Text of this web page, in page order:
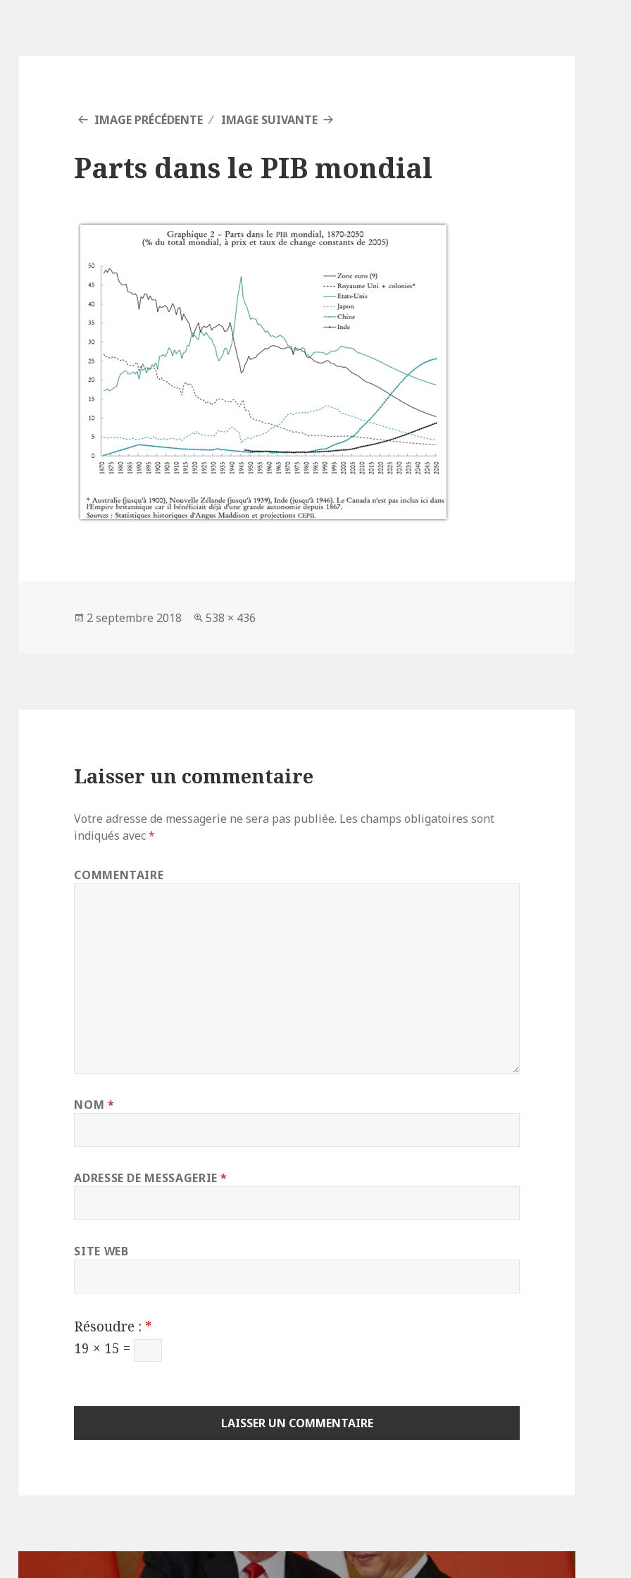
IMAGE PRÉCÉDENTE IMAGE SUIVANTE
Parts dans le PIB mondial
Publié
2 septembre 2018
Taille
538 × 436
Laisser un commentaire
Votre adresse de messagerie ne sera pas publiée. Les champs obligatoires sont
indiqués avec*
COMMENTAIRE
NOM *
ADRESSE DE MESSAGERIE*
SITE WEB
Résoudre : *
19 × 15 =